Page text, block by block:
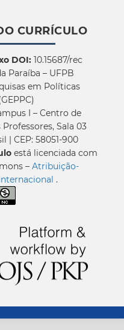
CURRÍCULO
DOI:10.15687/rec
Paraíba – UFPB
em Políticas
I – Centro de
Sala 03
| CEP: 58051-900
está licenciada com
– Atribuição-
.